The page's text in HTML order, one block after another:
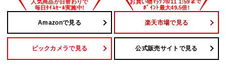
Amazonで見る 楽天市場で見る
ビックカメラで見る 公式販売サイトで見る